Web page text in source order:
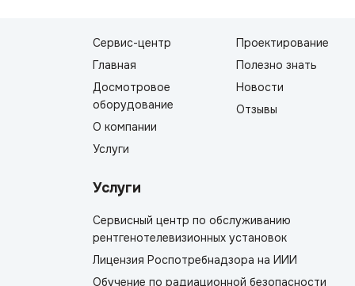
Сервис-центр
Главная
Досмотровое
оборудование
О компании
Услуги
Проектирование
Полезно знать
Новости
Отзывы
Услуги
Сервисный центр по обслуживанию
рентгенотелевизионных установок
Лицензия Роспотребнадзора на ИИИ
Обучение по радиационной безопасности